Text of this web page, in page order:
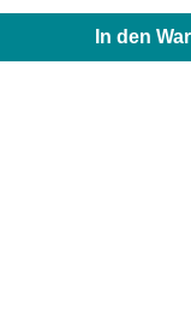
den In den